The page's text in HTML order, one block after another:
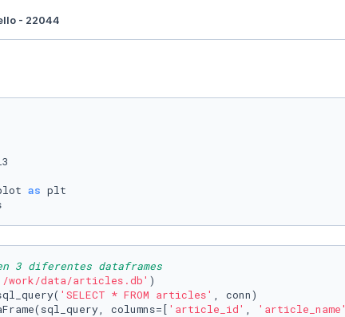
- 22044
as
3 diferentes dataframes
work/data/articles.db' )
'SELECT * FROM articles' , conn)
columns=[ 'article_id' , 'article_name'